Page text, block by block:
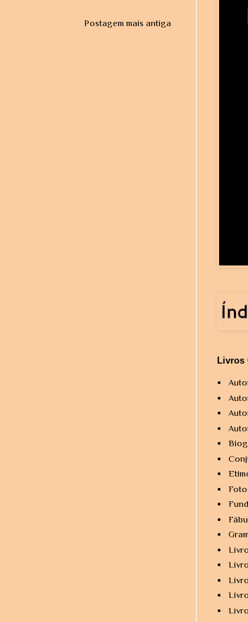
Postagem mais antiga
Livros